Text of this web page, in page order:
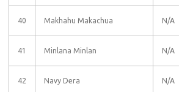
40 Makhahu Makachua N/A
41 Minlana Minlan N/A
42 Navy Dera N/A